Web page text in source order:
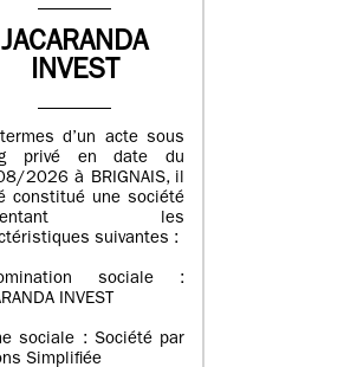
JACARANDA
INVEST
d’un acte sous
privé en date du
2026 à BRIGNAIS, il
constitué une société
les
suivantes :
sociale :
INVEST
sociale : Société par
Simplifiée